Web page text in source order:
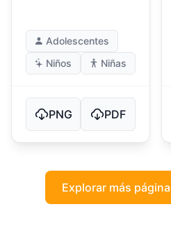
Adolescentes
Niños
Niñas
PNG PDF
Explorar más